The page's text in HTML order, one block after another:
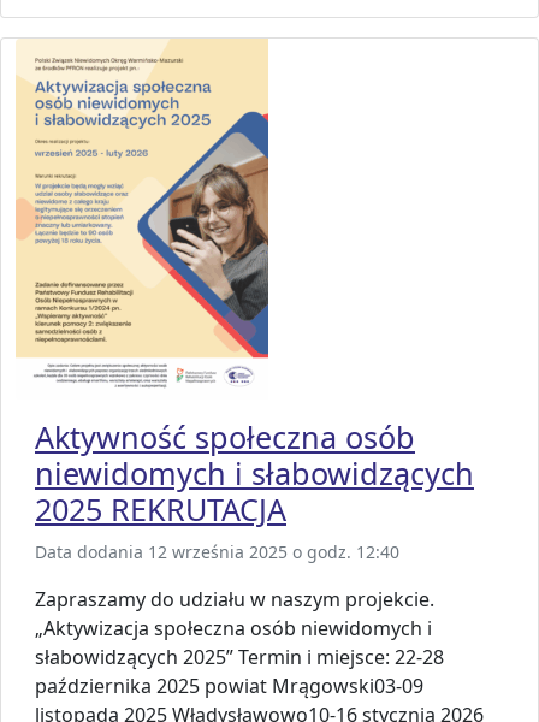
Aktywność społeczna osób
niewidomych i słabowidzących
2025 REKRUTACJA
Data dodania 12 września 2025 o godz. 12:40
Zapraszamy do udziału w naszym projekcie.
„Aktywizacja społeczna osób niewidomych i
słabowidzących 2025” Termin i miejsce: 22-28
października 2025 powiat Mrągowski03-09
listopada 2025 Władysławowo10-16 stycznia 2026